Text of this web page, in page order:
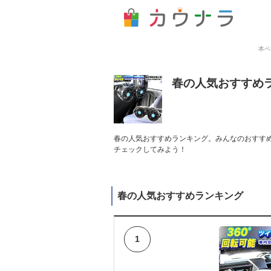
本
春の人気おすすめ
春の人気おすすめランキング。みんなのおす
チェックしてみよう！
春の人気おすすめランキング
1